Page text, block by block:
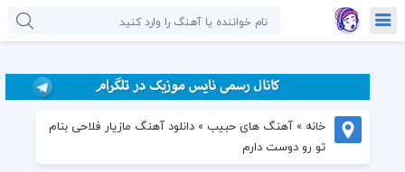
خانه »آهنگ های حبیب»دانلود آهنگ مازیار فلاحی بنام
تو رو دوست دارم